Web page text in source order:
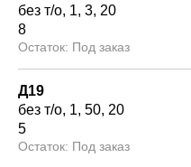
без т/о 1 3 20
8
Под заказ
Д19
без т/о 1 50 20
5
Под заказ